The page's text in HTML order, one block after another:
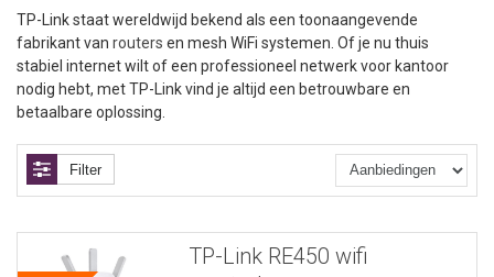
TP-Link staat wereldwijd bekend als een toonaangevende
fabrikant van routers en mesh WiFi systemen. Of je nu thuis
stabiel internet wilt of een professioneel netwerk voor kantoor
nodig hebt, met TP-Link vind je altijd een betrouwbare en
betaalbare oplossing.
Filter
TP-Link RE450 wifi